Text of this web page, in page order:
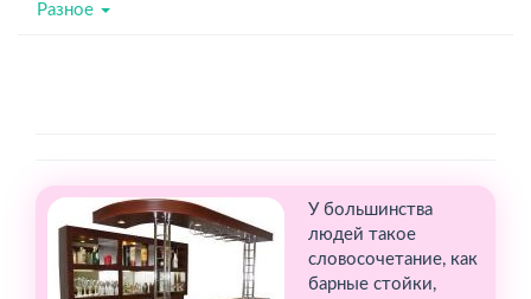
Разное
У большинства
людей такое
словосочетание, как
барные стойки,